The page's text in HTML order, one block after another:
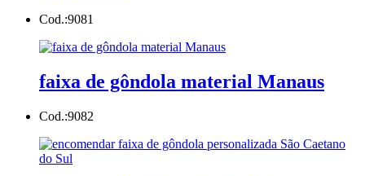
Cod.:9081
faixa de gôndola material Manaus
Cod.:9082